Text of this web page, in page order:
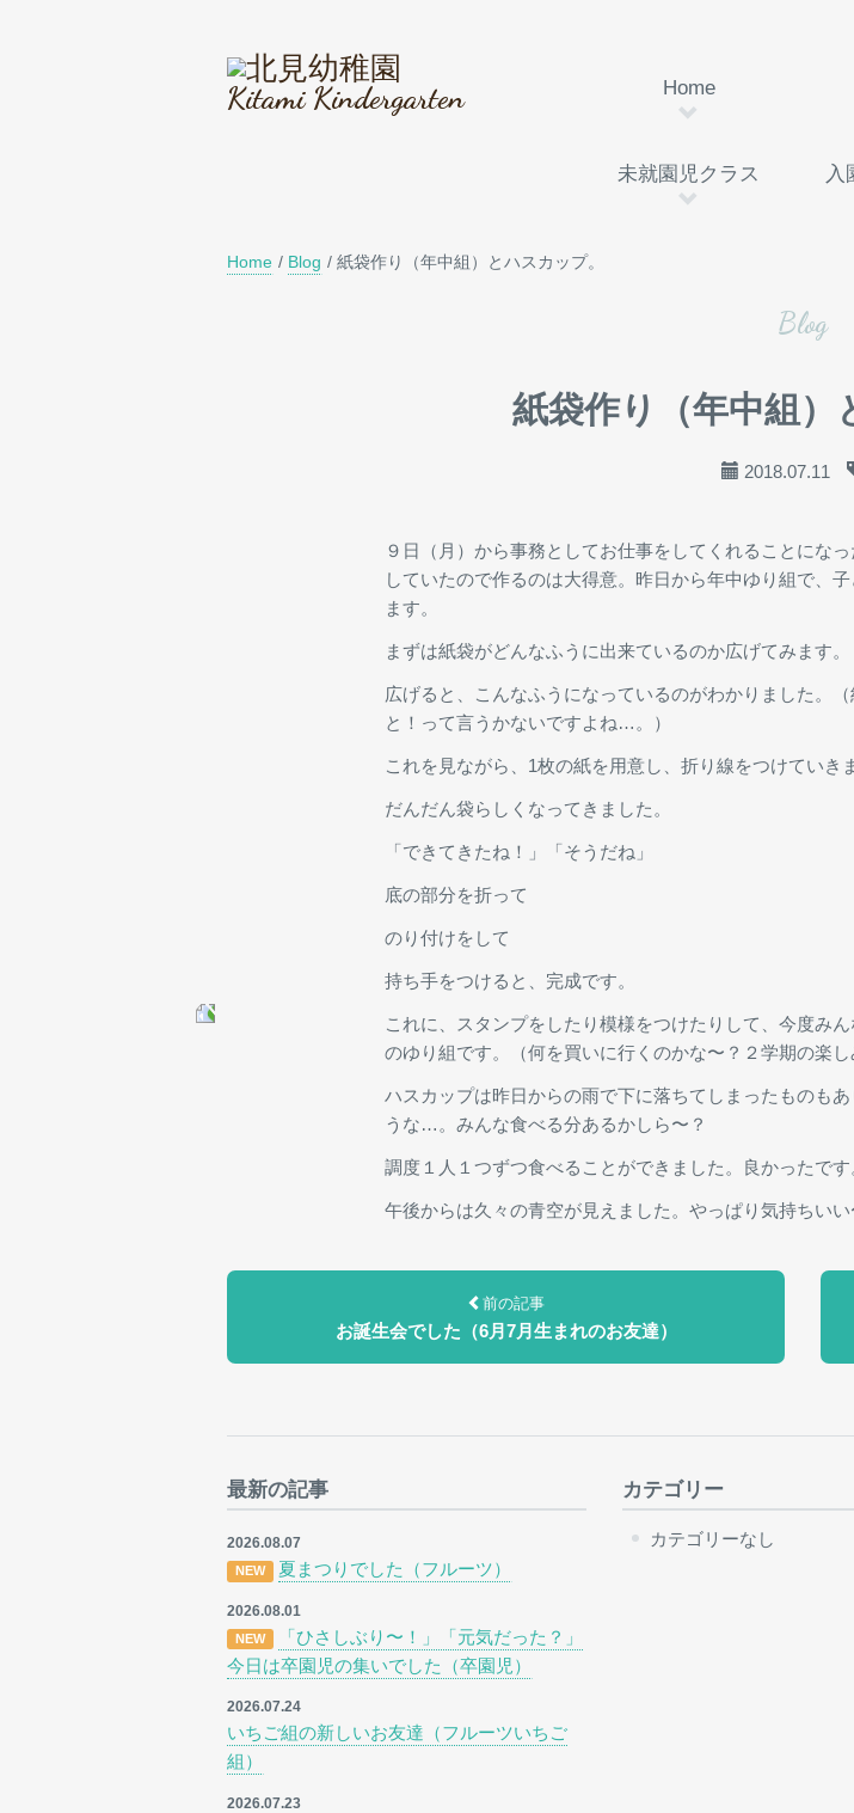
Kitami Kindergarten Home
未就園児クラス 入
Home / Blog / 紙袋作り（年中組）とハスカップ。
Blog
紙袋作り（年中組）
2018.07.11
９日（月）から事務としてお仕事をしてくれることにな
していたので作るのは大得意。昨日から年中ゆり組で、
ます。
まずは紙袋がどんなふうに出来ているのか広げてみます。
広げると、こんなふうになっているのがわかりました。
と！って言うかないですよね…。）
これを見ながら、1枚の紙を用意し、折り線をつけていき
だんだん袋らしくなってきました。
「できてきたね！」「そうだね」
底の部分を折って
のり付けをして
持ち手をつけると、完成です。
これに、スタンプをしたり模様をつけたりして、今度み
のゆり組です。（何を買いに行くのかな〜？２学期の楽し
ハスカップは昨日からの雨で下に落ちてしまったものも
うな…。みんな食べる分あるかしら〜？
調度１人１つずつ食べることができました。良かったです
午後からは久々の青空が見えました。やっぱり気持ちい
前の記事
お誕生会でした（6月7月生まれのお友達）
最新の記事
2026.08.07
NEW 夏まつりでした（フルーツ）
2026.08.01
NEW
「ひさしぶり〜！」「元気だった？」
今日は卒園児の集いでした（卒園児）
2026.07.24
いちご組の新しいお友達（フルーツいちご
組）
2026.07.23
カテゴリー
カテゴリーなし